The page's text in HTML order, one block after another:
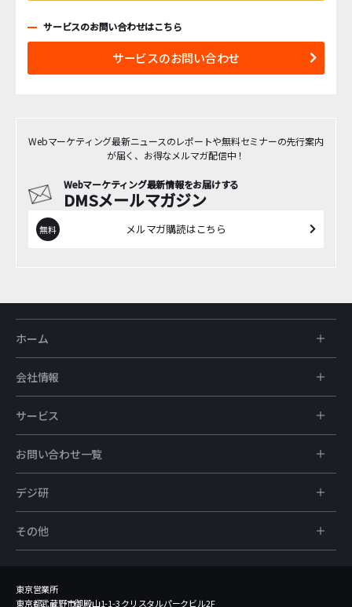
サービスのお問い合わせはこちら
サービスのお問い合わせ
Webマーケティング最新ニュースのレポートや無料セミナーの先行案内
が届く、お得なメルマガ配信中！
Webマーケティング最新情報をお届けする
DMSメールマガジン
メルマガ購読はこちら
ホーム
会社情報
サービス
お問い合わせ一覧
デジ研
その他
東京営業所
東京都武蔵野市御殿山1-1-3 クリスタルパークビル2F